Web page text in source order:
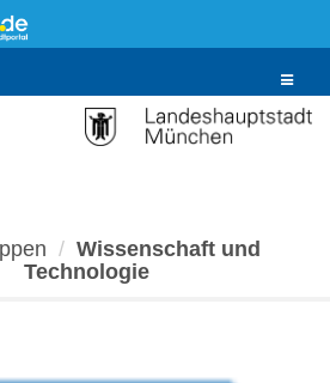
Toggle
Wissenschaft und
Technologie